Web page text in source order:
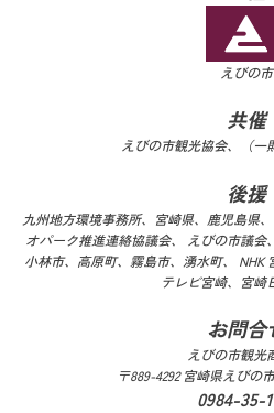
えびの市
共催
えびの市観光協会、（一
後援
九州地方環境事務所、宮崎県、鹿児島県
オパーク推進連絡協議会、
えびの市議会
小林市、高原町、霧島市、湧水町、
NHK
テレビ宮崎、宮崎
お問合
えびの市観光
〒889-4292 宮崎県えびの
0984-35-